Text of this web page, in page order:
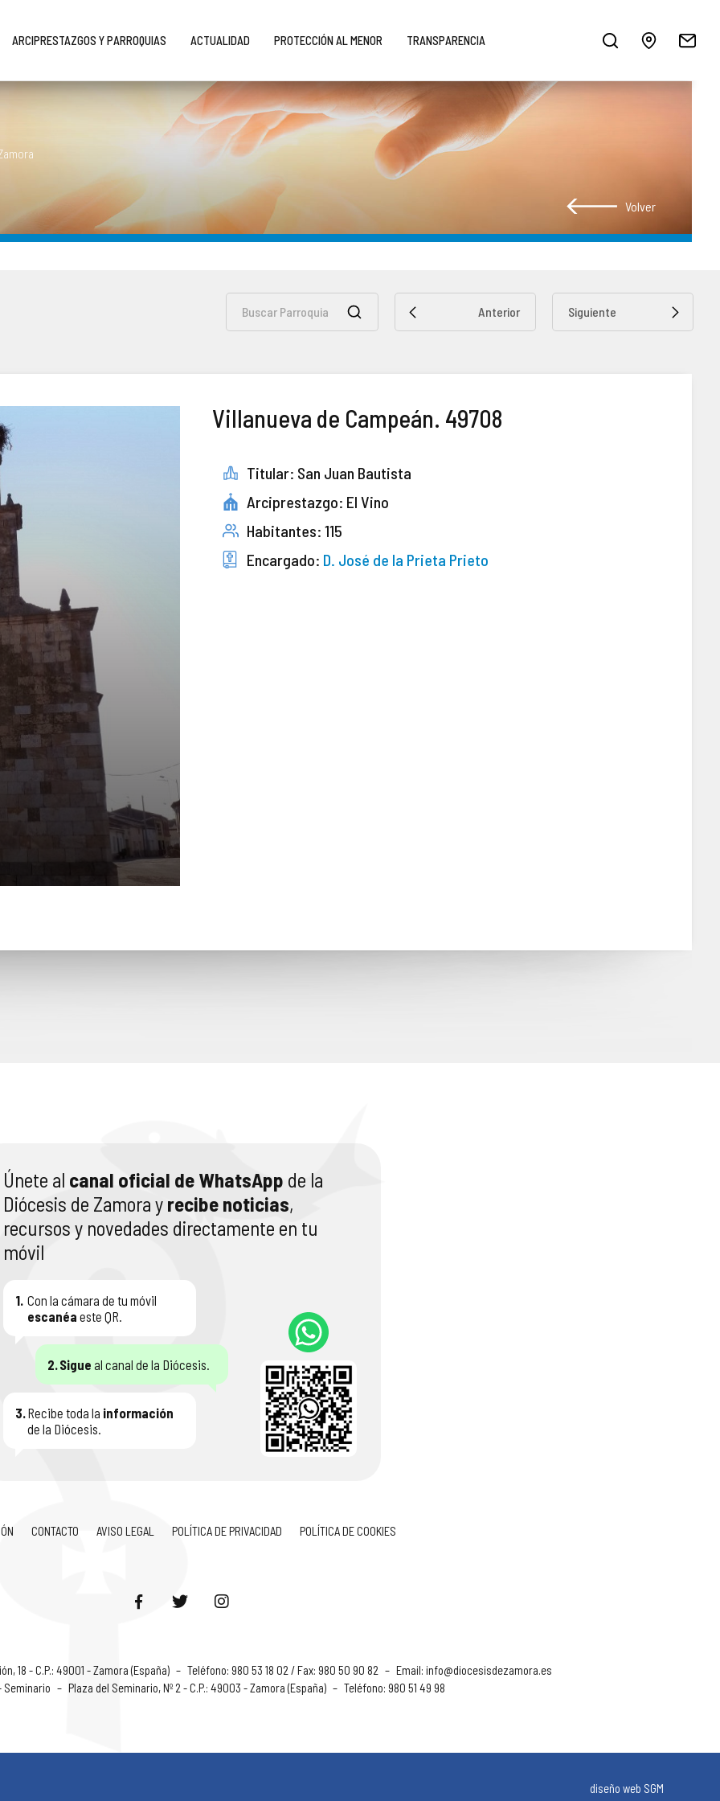
ARCIPRESTAZGOS Y PARROQUIAS ACTUALIDAD PROTECCIÓN AL MENOR TRANSPARENCIA
Volver
Anterior Siguiente
Villanueva de Campeán. 49708
Titular: San Juan Bautista
Arciprestazgo: El Vino
Habitantes: 115
Encargado: D. José de la Prieta Prieto
Únete al canal oficial de WhatsApp de la
Diócesis de Zamora y recibe noticias,
recursos y novedades directamente en tu
móvil
1. Con la cámara de tu móvil
escanéa este QR.
2.Sigue al canal de la Diócesis.
3.Recibe toda la información
de la Diócesis.
CONTACTO AVISO LEGAL POLÍTICA DE PRIVACIDAD POLÍTICA DE COOKIES
18 - C.P.: 49001 - Zamora (España) – Teléfono: 980 53 18 02 / Fax: 980 50 90 82 – Email: info@diocesisdezamora.es
Seminario – Plaza del Seminario, Nº 2 - C.P.: 49003 - Zamora (España) – Teléfono: 980 51 49 98
diseño web SGM